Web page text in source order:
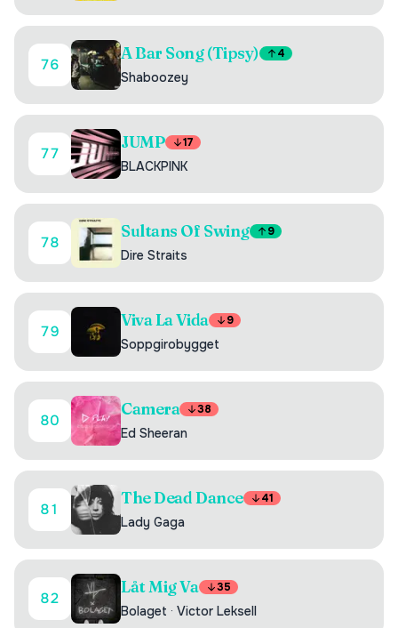
76
A Bar Song (Tipsy) 4
Shaboozey
77
JUMP 17
BLACKPINK
78
Sultans Of Swing 9
Dire Straits
79
Viva La Vida 9
Soppgirobygget
80
Camera 38
Ed Sheeran
81
The Dead Dance 41
Lady Gaga
82
Låt Mig Va 35
Bolaget · Victor Leksell